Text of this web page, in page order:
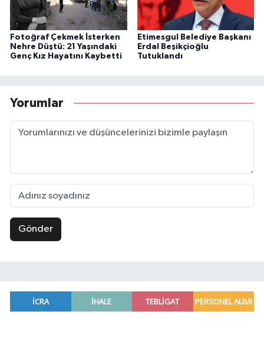
Fotoğraf Çekmek İsterken
Nehre Düştü: 21 Yaşındaki
Genç Kız Hayatını Kaybetti
Etimesgul Belediye Başkanı
Erdal Beşikçioğlu
Tutuklandı
Yorumlar
Gönder